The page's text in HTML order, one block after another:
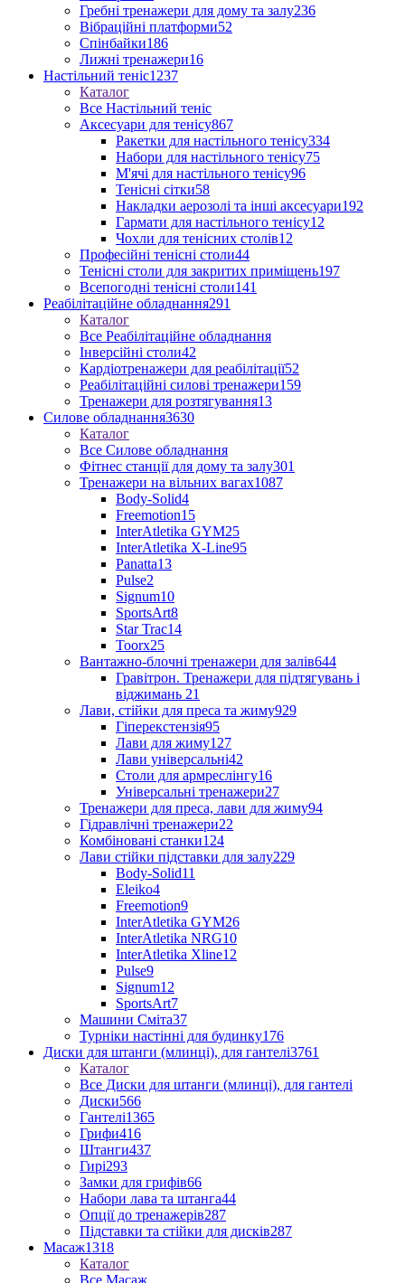
Гребні тренажери для дому та залу236
Вібраційні платформи52
Спінбайки186
Лижні тренажери16
Настільний теніс1237
Каталог
Все Настільний теніс
Аксесуари для тенісу867
Ракетки для настільного тенісу334
Набори для настільного тенісу75
М'ячі для настільного тенісу96
Тенісні сітки58
Накладки аерозолі та інші аксесуари192
Гармати для настільного тенісу12
Чохли для тенісних столів12
Професійні тенісні столи44
Тенісні столи для закритих приміщень197
Всепогодні тенісні столи141
Реабілітаційне обладнання291
Каталог
Все Реабілітаційне обладнання
Інверсійні столи42
Кардіотренажери для реабілітації52
Реабілітаційні силові тренажери159
Тренажери для розтягування13
Силове обладнання3630
Каталог
Все Силове обладнання
Фітнес станції для дому та залу301
Тренажери на вільних вагах1087
Body-Solid4
Freemotion15
InterAtletika GYM25
InterAtletika X-Line95
Panatta13
Pulse2
Signum10
SportsArt8
Star Trac14
Toorx25
Вантажно-блочні тренажери для залів644
Гравітрон. Тренажери для підтягувань і
віджимань 21
Лави, стійки для преса та жиму929
Гіперекстензія95
Лави для жиму127
Лави універсальні42
Столи для армреслінгу16
Універсальні тренажери27
Тренажери для преса, лави для жиму94
Гідравлічні тренажери22
Комбіновані станки124
Лави стійки підставки для залу229
Body-Solid11
Eleiko4
Freemotion9
InterAtletika GYM26
InterAtletika NRG10
InterAtletika Xline12
Pulse9
Signum12
SportsArt7
Машини Сміта37
Турніки настінні для будинку176
Диски для штанги (млинці), для гантелі3761
Каталог
Все Диски для штанги (млинці), для гантелі
Диски566
Гантелі1365
Грифи416
Штанги437
Гирі293
Замки для грифів66
Набори лава та штанга44
Опції до тренажерів287
Підставки та стійки для дисків287
Масаж1318
Каталог
Все Масаж